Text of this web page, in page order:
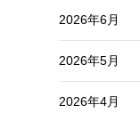
2026年6月
2026年5月
2026年4月